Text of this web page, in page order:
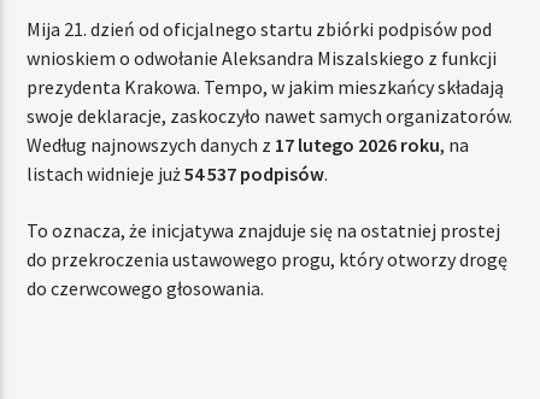
Mija 21. dzień od oficjalnego startu zbiórki podpisów pod
wnioskiem o odwołanie Aleksandra Miszalskiego z funkcji
prezydenta Krakowa. Tempo, w jakim mieszkańcy składają
swoje deklaracje, zaskoczyło nawet samych organizatorów.
Według najnowszych danych z 17 lutego 2026 roku, na
listach widnieje już54 537 podpisów.
To oznacza, że inicjatywa znajduje się na ostatniej prostej
do przekroczenia ustawowego progu, który otworzy drogę
do czerwcowego głosowania.